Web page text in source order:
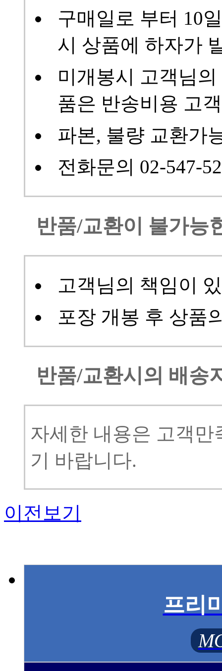
구매일로 부터 10
시 상품에 하자가
미개봉시 고객님
품은 반송비용 고
파본, 불량 교환가
전화문의 02-547-
반품/교환이 불가능
고객님의 책임이
포장 개봉 후 상품
반품/교환시의 배송
자세한 내용은 고객만
기 바랍니다.
이전보기
프리